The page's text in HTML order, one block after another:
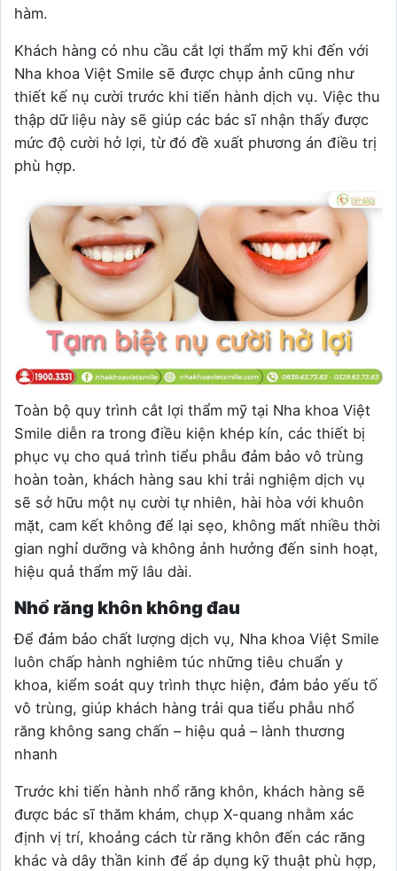
hàm.
Khách hàng có nhu cầu cắt lợi thẩm mỹ khi đến với
Nha khoa Việt Smile sẽ được chụp ảnh cũng như
thiết kế nụ cười trước khi tiến hành dịch vụ. Việc thu
thập dữ liệu này sẽ giúp các bác sĩ nhận thấy được
mức độ cười hở lợi, từ đó đề xuất phương án điều trị
phù hợp.
Toàn bộ quy trình cắt lợi thẩm mỹ tại Nha khoa Việt
Smile diễn ra trong điều kiện khép kín, các thiết bị
phục vụ cho quá trình tiểu phẫu đảm bảo vô trùng
hoàn toàn, khách hàng sau khi trải nghiệm dịch vụ
sẽ sở hữu một nụ cười tự nhiên, hài hòa với khuôn
mặt, cam kết không để lại sẹo, không mất nhiều thời
gian nghỉ dưỡng và không ảnh hưởng đến sinh hoạt,
hiệu quả thẩm mỹ lâu dài.
Nhổ răng khôn không đau
Để đảm bảo chất lượng dịch vụ, Nha khoa Việt Smile
luôn chấp hành nghiêm túc những tiêu chuẩn y
khoa, kiểm soát quy trình thực hiện, đảm bảo yếu tố
vô trùng, giúp khách hàng trải qua tiểu phẫu nhổ
răng không sang chấn – hiệu quả – lành thương
nhanh
Trước khi tiến hành nhổ răng khôn, khách hàng sẽ
được bác sĩ thăm khám, chụp X-quang nhằm xác
định vị trí, khoảng cách từ răng khôn đến các răng
khác và dây thần kinh để áp dụng kỹ thuật phù hợp,